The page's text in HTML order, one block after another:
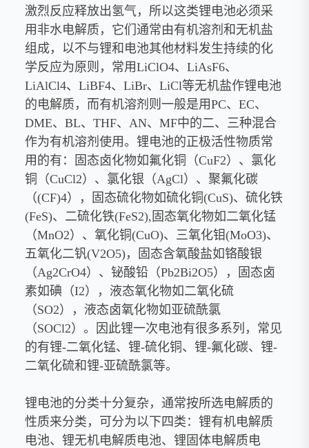
激烈反应释放出氢气，所以这类锂电池必须采
用非水电解质，它们通常由有机溶剂和无机盐
组成，以不与锂和电池其他材料发生持续的化
学反应为原则，常用LiClO4、LiAsF6、
LiAlCl4、LiBF4、LiBr、LiCl等无机盐作锂电池
的电解质，而有机溶剂则一般是用PC、EC、
DME、BL、THF、AN、MF中的二、三种混合
作为有机溶剂使用。锂电池的正极活性物质常
用的有：固态卤化物如氟化铜（CuF2）、氯化
铜（CuCl2）、氯化银（AgCl）、聚氟化碳
（(CF)4），固态硫化物如硫化铜(CuS)、硫化铁
(FeS)、二硫化铁(FeS2),固态氧化物如二氧化锰
（MnO2）、氧化铜(CuO)、三氧化钼(MoO3)、
五氧化二钒(V2O5)，固态含氧酸盐如铬酸银
（Ag2CrO4）、铋酸铅（Pb2Bi2O5），固态卤
素如碘（I2），液态氧化物如二氧化硫
（SO2），液态卤氧化物如亚硫酰氯
（SOCl2）。因此锂一次电池有很多系列，常见
的有锂-二氧化锰、锂-硫化铜、锂-氟化碳、锂-
二氧化硫和锂-亚硫酰氯等。
锂电池的分类十分复杂，通常按所选电解质的
性质来分类，可分为以下四类：锂有机电解质
电池、锂无机电解质电池、锂固体电解质电